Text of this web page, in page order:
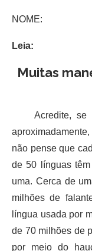
NOME:
Leia:
Muitas
Acredite, se
não pense que
de 50 línguas
uma. Cerca de
milhões de
língua usada por
de 70 milhões de
por meio do